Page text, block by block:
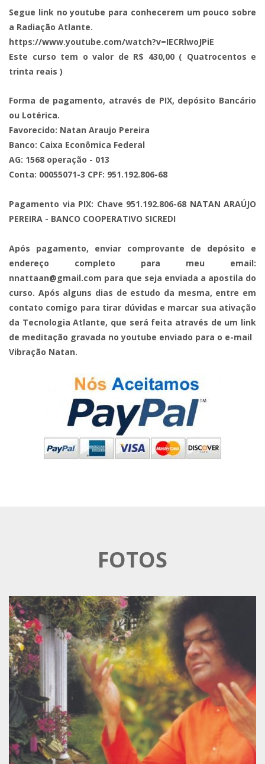
Segue link no youtube para conhecerem um pouco sobre
a Radiação Atlante.
https://www.youtube.com/watch?v=IECRlwoJPiE
Este curso tem o valor de R$ 430,00 ( Quatrocentos e
trinta reais )
Forma de pagamento, através de PIX, depósito Bancário
ou Lotérica.
Favorecido: Natan Araujo Pereira
Banco: Caixa Econômica Federal
AG: 1568 operação - 013
Conta: 00055071-3 CPF: 951.192.806-68
Pagamento via PIX: Chave 951.192.806-68 NATAN ARAÚJO
PEREIRA - BANCO COOPERATIVO SICREDI
Após pagamento, enviar comprovante de depósito e
endereço completo para meu email:
nnattaan@gmail.com para que seja enviada a apostila do
curso. Após alguns dias de estudo da mesma, entre em
contato comigo para tirar dúvidas e marcar sua ativação
da Tecnologia Atlante, que será feita através de um link
de meditação gravada no youtube enviado para o e-mail
Vibração Natan.
FOTOS